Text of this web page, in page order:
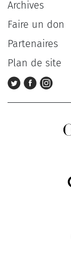
Archives
Faire un don
Partenaires
Plan de site